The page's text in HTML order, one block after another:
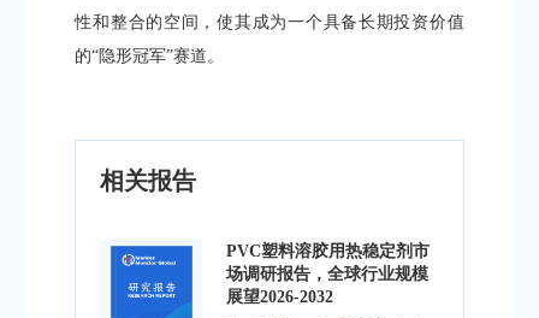
性和整合的空间，使其成为一个具备长期投资价值
的“隐形冠军”赛道。
相关报告
PVC塑料溶胶用热稳定剂市
场调研报告，全球行业规模
展望2026-2032